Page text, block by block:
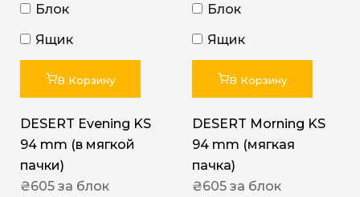
Блок
Ящик
В Корзину
DESERT Evening KS
94 mm (в мягкой
пачки)
₴605 за блок
Блок
Ящик
В Корзину
DESERT Morning KS
94 mm (мягкая
пачка)
₴605 за блок